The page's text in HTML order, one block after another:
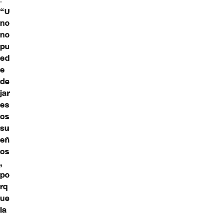
“U
no
no
pu
ed
e
de
jar
es
os
su
eñ
os
,
po
rq
ue
la